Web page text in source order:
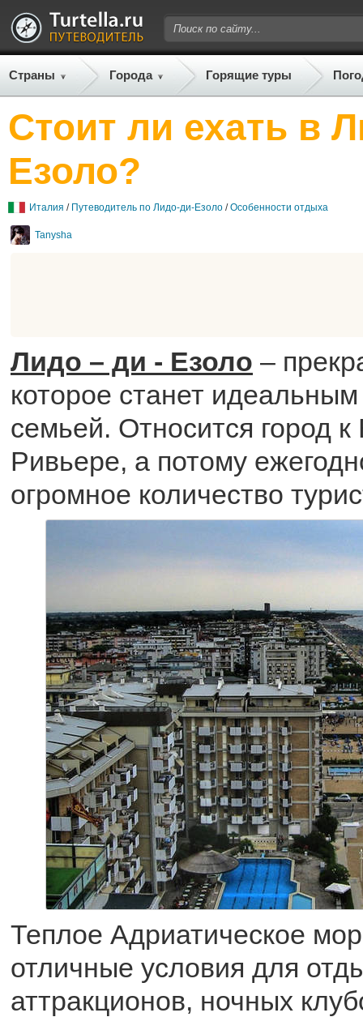
Страны Города Горящие туры
Стоит ли ехать в
Езоло?
Италия / Путеводитель по Лидо-ди-Езоло /Особенности отдыха
Tanysha
Лидо – ди - Езоло –
которое станет
семьей. Относится город
Ривьере, а потому
огромное количество
Теплое Адриатическое
отличные условия для
аттракционов, ночных